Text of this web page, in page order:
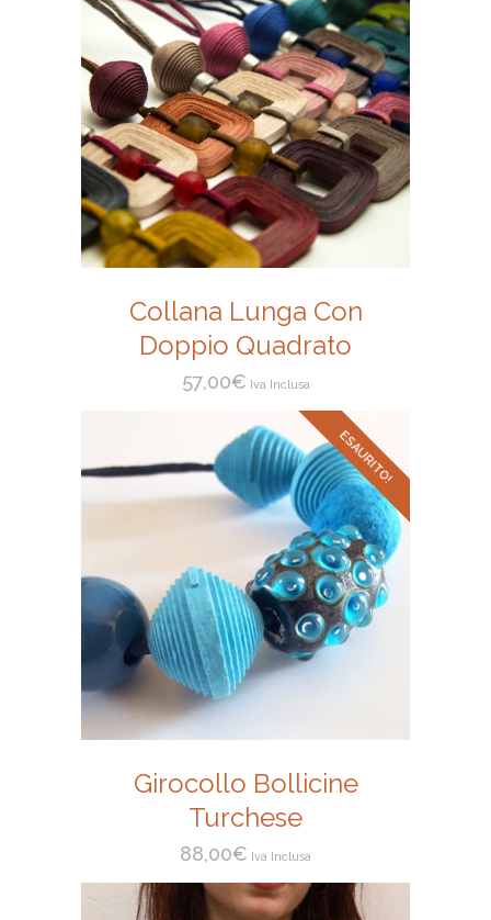
Collana Lunga Con
Doppio Quadrato
57,00€ Iva Inclusa
ESAURITO!
Girocollo Bollicine
Turchese
88,00€ Iva Inclusa